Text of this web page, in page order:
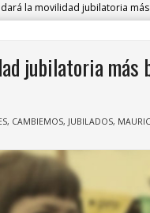
la movilidad jubilatoria
jubilatoria más
, CAMBIEMOS, JUBILADOS,